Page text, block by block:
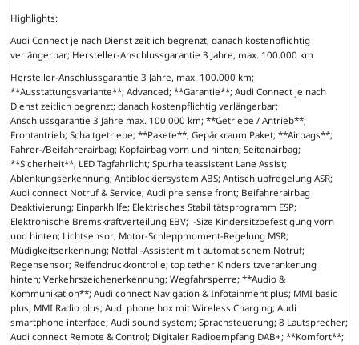
Highlights:
Audi Connect je nach Dienst zeitlich begrenzt, danach kostenpflichtig
verlängerbar; Hersteller-Anschlussgarantie 3 Jahre, max. 100.000 km
Hersteller-Anschlussgarantie 3 Jahre, max. 100.000 km;
**Ausstattungsvariante**; Advanced; **Garantie**; Audi Connect je nach
Dienst zeitlich begrenzt; danach kostenpflichtig verlängerbar;
Anschlussgarantie 3 Jahre max. 100.000 km; **Getriebe / Antrieb**;
Frontantrieb; Schaltgetriebe; **Pakete**; Gepäckraum Paket; **Airbags**;
Fahrer-/Beifahrerairbag; Kopfairbag vorn und hinten; Seitenairbag;
**Sicherheit**; LED Tagfahrlicht; Spurhalteassistent Lane Assist;
Ablenkungserkennung; Antiblockiersystem ABS; Antischlupfregelung ASR;
Audi connect Notruf & Service; Audi pre sense front; Beifahrerairbag
Deaktivierung; Einparkhilfe; Elektrisches Stabilitätsprogramm ESP;
Elektronische Bremskraftverteilung EBV; i-Size Kindersitzbefestigung vorn
und hinten; Lichtsensor; Motor-Schleppmoment-Regelung MSR;
Müdigkeitserkennung; Notfall-Assistent mit automatischem Notruf;
Regensensor; Reifendruckkontrolle; top tether Kindersitzverankerung
hinten; Verkehrszeichenerkennung; Wegfahrsperre; **Audio &
Kommunikation**; Audi connect Navigation & Infotainment plus; MMI basic
plus; MMI Radio plus; Audi phone box mit Wireless Charging; Audi
smartphone interface; Audi sound system; Sprachsteuerung; 8 Lautsprecher;
Audi connect Remote & Control; Digitaler Radioempfang DAB+; **Komfort**;